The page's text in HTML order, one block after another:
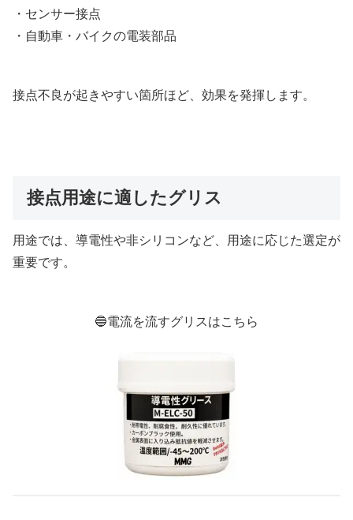
・センサー接点
・自動車・バイクの電装部品
接点不良が起きやすい箇所ほど、効果を発揮します。
接点用途に適したグリス
用途では、導電性や非シリコンなど、用途に応じた選定が
重要です。
🔵電流を流すグリスはこちら